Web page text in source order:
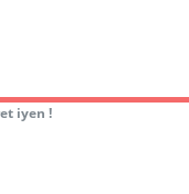
iyen !